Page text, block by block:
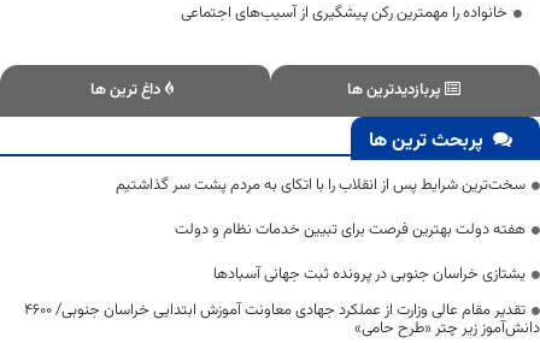
خانواده را مهمترین رکن پیشگیری از آسیب‌های اجتماعی
پربازدیدترین ها داغ ترین ها
پربحث ترین ها
سخت‌ترین شرایط پس از انقلاب را با اتکای به مردم پشت سر گذاشتیم
هفته دولت بهترین فرصت برای تبیین خدمات نظام و دولت
یشتازی خراسان جنوبی در پرونده ثبت جهانی آسبادها
تقدیر مقام عالی وزارت از عملکرد جهادی معاونت آموزش ابتدایی خراسان جنوبی/ ۴۶۰۰
دانش‌آموز زیر چتر «طرح حامی»